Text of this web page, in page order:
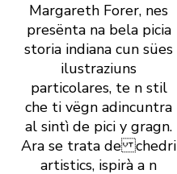
Margareth Forer, nes
presënta na bela picia
storia indiana cun sües
ilustraziuns
particolares, te n stil
che ti vëgn adincuntra
al sintì de pici y gragn.
Ara se trata de chedri
artistics, ispirà a n